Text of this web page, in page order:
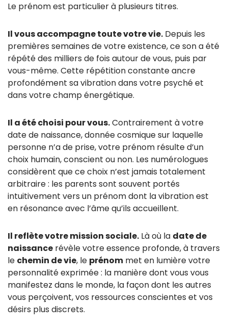
Le prénom est particulier à plusieurs titres.
Il vous accompagne toute votre vie. Depuis les
premières semaines de votre existence, ce son a été
répété des milliers de fois autour de vous, puis par
vous-même. Cette répétition constante ancre
profondément sa vibration dans votre psyché et
dans votre champ énergétique.
Il a été choisi pour vous.Contrairement à votre
date de naissance, donnée cosmique sur laquelle
personne n’a de prise, votre prénom résulte d’un
choix humain, conscient ou non. Les numérologues
considèrent que ce choix n’est jamais totalement
arbitraire : les parents sont souvent portés
intuitivement vers un prénom dont la vibration est
en résonance avec l’âme qu’ils accueillent.
Il reflète votre mission sociale. Là où la date de
naissance révèle votre essence profonde, à travers
le chemin de vie, le prénom met en lumière votre
personnalité exprimée : la manière dont vous vous
manifestez dans le monde, la façon dont les autres
vous perçoivent, vos ressources conscientes et vos
désirs plus discrets.